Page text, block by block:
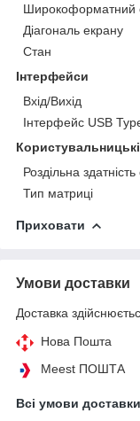
Широкоформатний
Діагональ екрану
Стан
Інтерфейси
Вхід/Вихід
Інтерфейс USB
Роздільна
Тип матриці
Приховати
Умови доставки
Доставка
Нова Пошта
Meest ПОШТА
Всі умови доставки